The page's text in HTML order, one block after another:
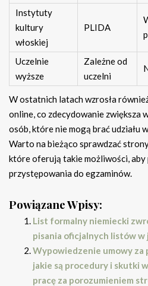
Instytuty
kultury
włoskiej
PLIDA
Uczelnie
wyższe
Zależne od
uczelni
W ostatnich latach wzrosła
online, co zdecydowanie zwiększa
osób, które nie mogą brać udziału
Warto na bieżąco sprawdzać
które oferują takie możliwości, aby
przystępowania do egzaminów.
Powiązane Wpisy:
List formalny niemiecki
pisania oficjalnych listów w
Wypowiedzenie umowy za
jakie są procedury i skutki
pracę za porozumieniem